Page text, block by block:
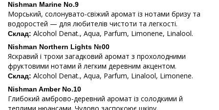
Nishman Marine No.9
Морський, солонувато-свіжий аромат із нотами бризу та
водоростей — для любителів чистоти та легкості.
Склад: Alcohol Denat., Aqua, Parfum, Limonene, Linalool.
Nishman Northern Lights №00
Яскравий і трохи загадковий аромат з прохолодними
фруктовими нотами й легким деревним акцентом.
Склад: Alcohol Denat., Aqua, Parfum, Linalool, Limonene.
Nishman Amber No.10
Глибокий амброво-деревний аромат із солодкими й